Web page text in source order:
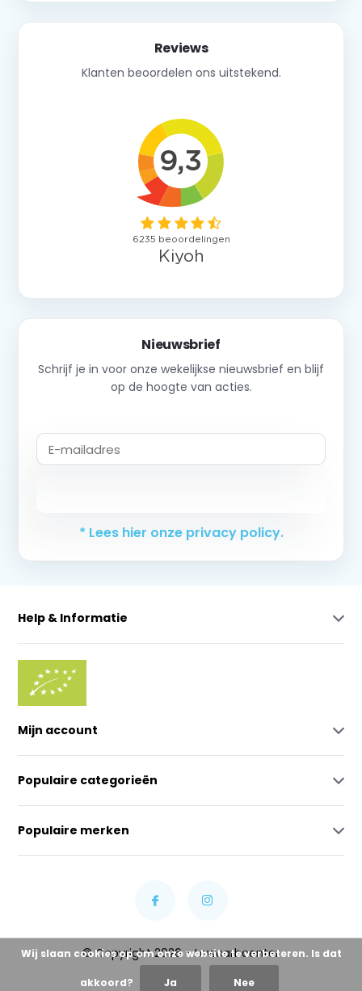
Reviews
Klanten beoordelen ons uitstekend.
Nieuwsbrief
Schrijf je in voor onze wekelijkse nieuwsbrief en blijf
op de hoogte van acties.
* Lees hier onze privacy policy.
Help & Informatie
Mijn account
Populaire categorieën
Populaire merken
© Copyright 2026 - Lowcarbcenter
Wij slaan cookies op om onze website te verbeteren. Is dat
akkoord? Ja Nee